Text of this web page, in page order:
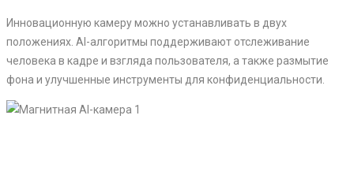
Инновационную камеру можно устанавливать в двух
положениях. AI-алгоритмы поддерживают отслеживание
человека в кадре и взгляда пользователя, а также размытие
фона и улучшенные инструменты для конфиденциальности.